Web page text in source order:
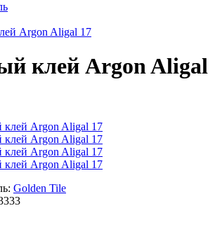
Argon Aligal 17
клей Argon Aligal
Golden Tile